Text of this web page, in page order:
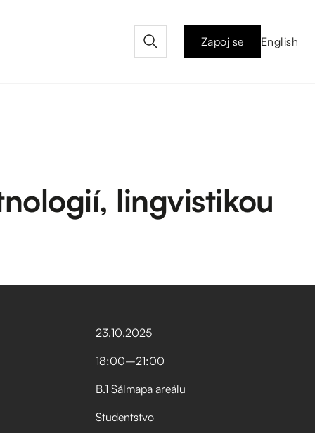
Zapoj se English
lingvistikou
23.10.2025
18:00–⁠21:00
B.1 Sálmapa areálu
Studentstvo